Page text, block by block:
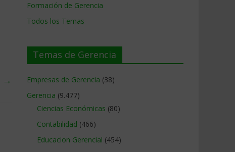
→
Formación de Gerencia
Todos los Temas
Temas de Gerencia
Empresas de Gerencia (38)
Gerencia (9.477)
Ciencias Económicas (80)
Contabilidad (466)
Educacion Gerencial (454)